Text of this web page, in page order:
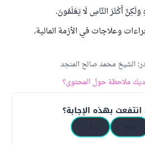
أَكْثَرَ النَّاسِ لَا يَعْلَمُونَ.
وعلاجات في الأزمة المالية.
: الشيخ محمد صالح المنجد
ملاحظة حول المحتوى؟
بهذه الإجابة؟